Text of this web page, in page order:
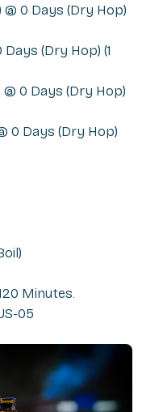
0 Days (Dry Hop)
Days (Dry Hop) (1
0 Days (Dry Hop)
0 Days (Dry Hop)
Minutes.
05